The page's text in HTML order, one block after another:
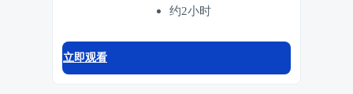
约2小时
立即观看